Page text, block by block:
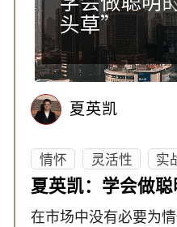
夏英凯
情怀 灵活性 实
夏英凯：学会做
在市场中没有必要为